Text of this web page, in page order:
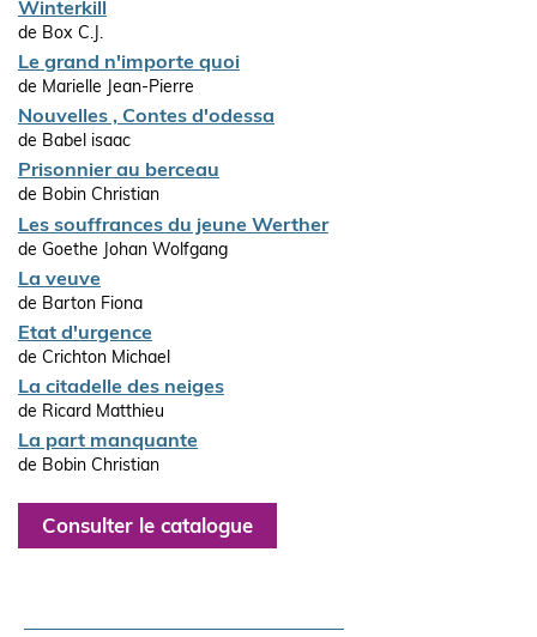
Winterkill
de Box C.J.
Le grand n'importe quoi
de Marielle Jean-Pierre
Nouvelles , Contes d'odessa
de Babel isaac
Prisonnier au berceau
de Bobin Christian
Les souffrances du jeune Werther
de Goethe Johan Wolfgang
La veuve
de Barton Fiona
Etat d'urgence
de Crichton Michael
La citadelle des neiges
de Ricard Matthieu
La part manquante
de Bobin Christian
Consulter le catalogue